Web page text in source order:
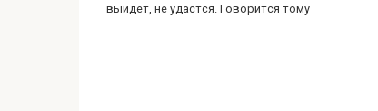
выйдет, не удастся. Говорится тому